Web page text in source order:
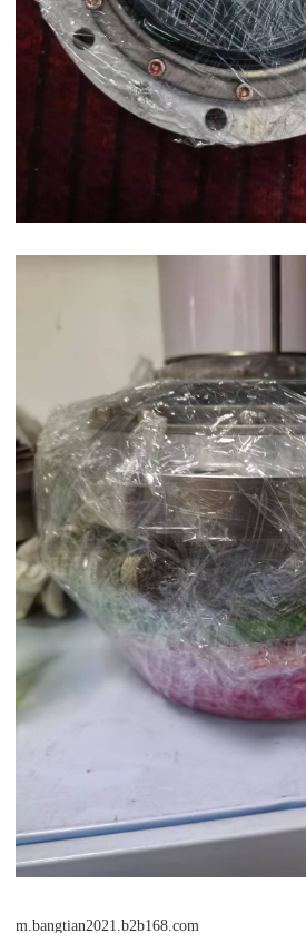
m.bangtian2021.b2b168.com